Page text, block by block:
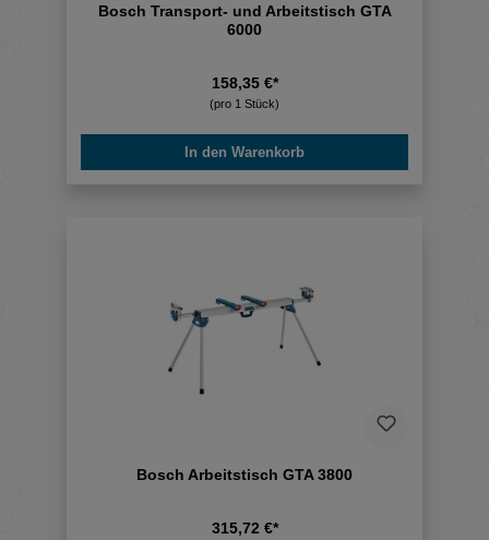
Bosch Transport- und Arbeitstisch GTA
6000
158,35 €*
(pro 1 Stück)
In den Warenkorb
Bosch Arbeitstisch GTA 3800
315,72 €*